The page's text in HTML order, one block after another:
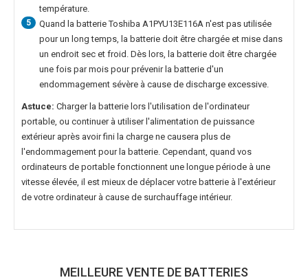
température.
5 Quand la batterie Toshiba A1PYU13E116A n'est pas utilisée
pour un long temps, la batterie doit être chargée et mise dans
un endroit sec et froid. Dès lors, la batterie doit être chargée
une fois par mois pour prévenir la batterie d'un
endommagement sévère à cause de discharge excessive.
Astuce: Charger la batterie lors l'utilisation de l'ordinateur
portable, ou continuer à utiliser l'alimentation de puissance
extérieur après avoir fini la charge ne causera plus de
l'endommagement pour la batterie. Cependant, quand vos
ordinateurs de portable fonctionnent une longue période à une
vitesse élevée, il est mieux de déplacer votre batterie à l'extérieur
de votre ordinateur à cause de surchauffage intérieur.
MEILLEURE VENTE DE BATTERIES